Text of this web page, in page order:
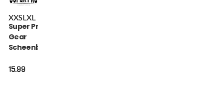
XXSL XL
Super Pro Combat
Gear
Scheenbeschermer
Wit
15.99